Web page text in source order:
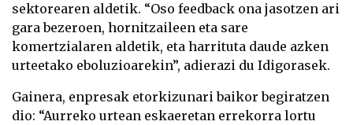
sektorearen aldetik. “Oso feedback ona jasotzen ari
gara bezeroen, hornitzaileen eta sare
komertzialaren aldetik, eta harrituta daude azken
urteetako eboluzioarekin”, adierazi du Idigorasek.
Gainera, enpresak etorkizunari baikor begiratzen
dio: “Aurreko urtean eskaeretan errekorra lortu